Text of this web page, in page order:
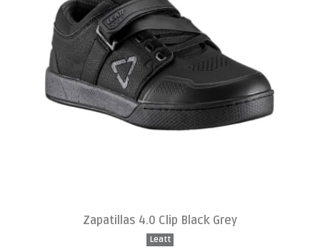
Zapatillas 4.0 Clip Black Grey
Leatt